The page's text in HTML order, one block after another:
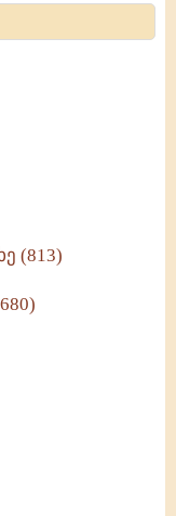
(813)